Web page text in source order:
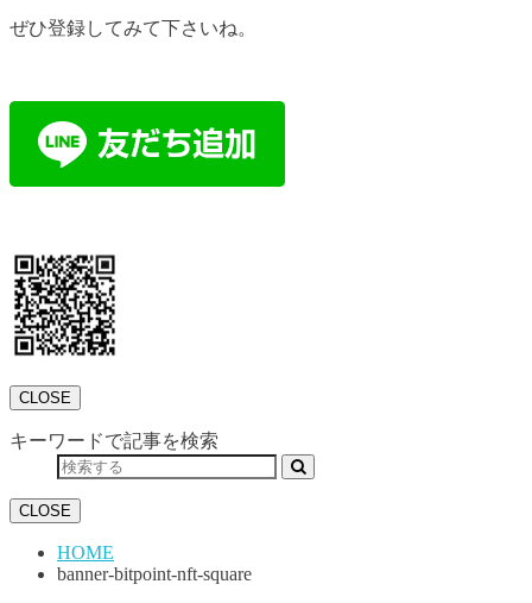
ぜひ登録してみて下さいね。
CLOSE
キーワードで記事を検索
CLOSE
HOME
banner-bitpoint-nft-square